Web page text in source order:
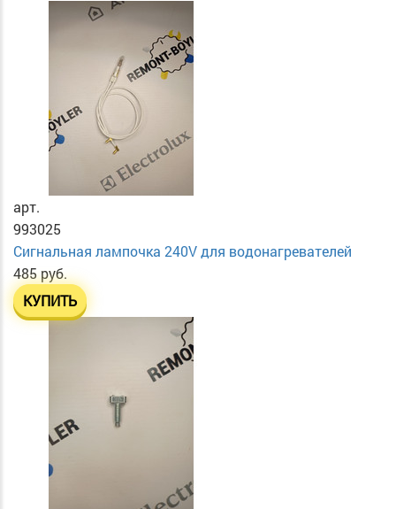
арт.
993025
Сигнальная лампочка 240V для водонагревателей
485 руб.
КУПИТЬ